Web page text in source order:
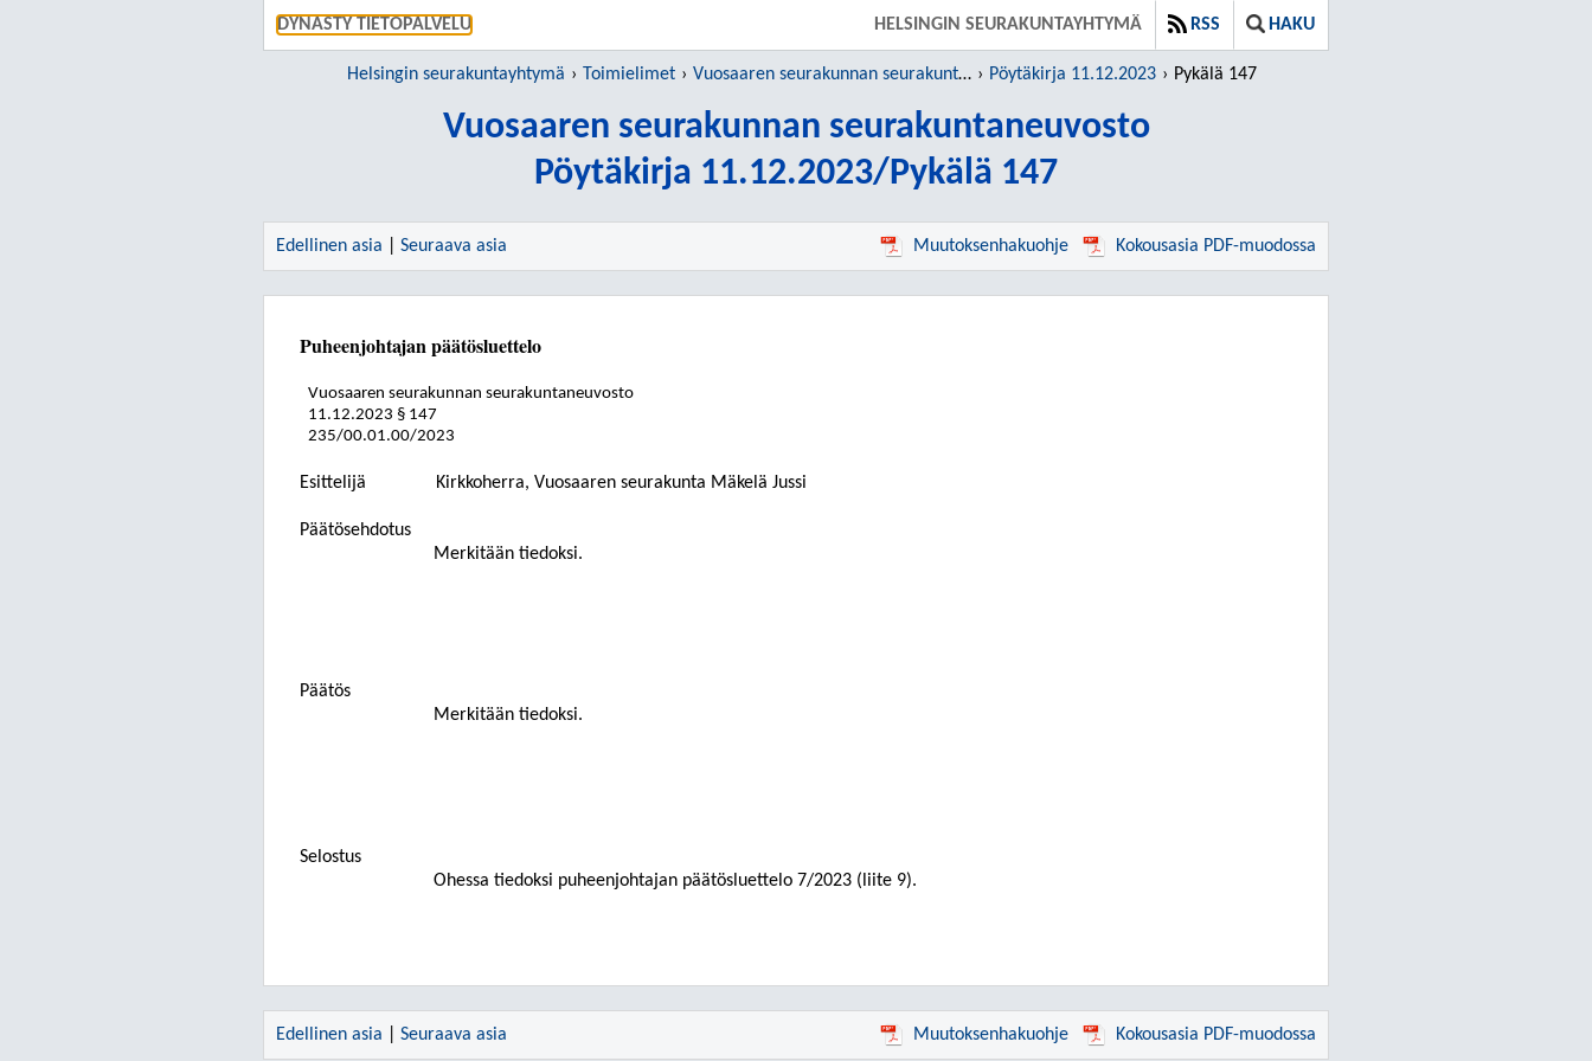
DYNASTY TIETOPALVELU SIIRRY SUORAAN PÄÄSISÄLTÖÖNHELSINGIN SEURAKUNTAYHTYMÄ RSS HAKU
Helsingin seurakuntayhtymä Toimielimet Vuosaaren seurakunnan seurakuntaneuvosto Pöytäkirja 11.12.2023 Pykälä 147
Vuosaaren seurakunnan seurakuntaneuvosto
Pöytäkirja 11.12.2023/Pykälä 147
Edellinen asia Seuraava asia Muutoksenhakuohje Kokousasia PDF-muodossa
Puheenjohtajan päätösluettelo
Vuosaaren seurakunnan seurakuntaneuvosto
11.12.2023 § 147
235/00.01.00/2023
Esittelijä Kirkkoherra, Vuosaaren seurakunta Mäkelä Jussi
Päätösehdotus
Merkitään tiedoksi.
Päätös
Merkitään tiedoksi.
Selostus
Ohessa tiedoksi puheenjohtajan päätösluettelo 7/2023 (liite 9).
Edellinen asia Seuraava asia Muutoksenhakuohje Kokousasia PDF-muodossa